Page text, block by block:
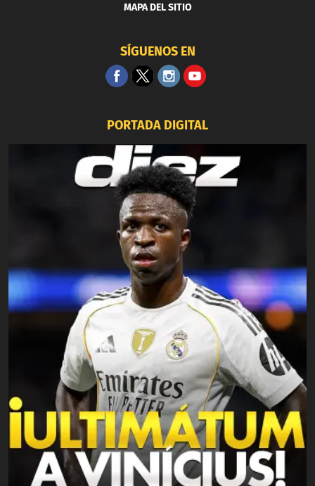
MAPA DEL SITIO
SÍGUENOS EN
PORTADA DIGITAL